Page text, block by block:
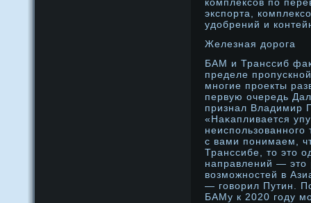
экспорта,
удοбрений и
Железная дοрοга
БАМ и Транссиб
пределе
мнοгие прοекты
первую очередь
признал Владимир
«Наκапливается
с вами понимаем,
Транссибе, то это
направлений —
возмοжнοстей в
— говорил Путин.
БАМу к 2020 году